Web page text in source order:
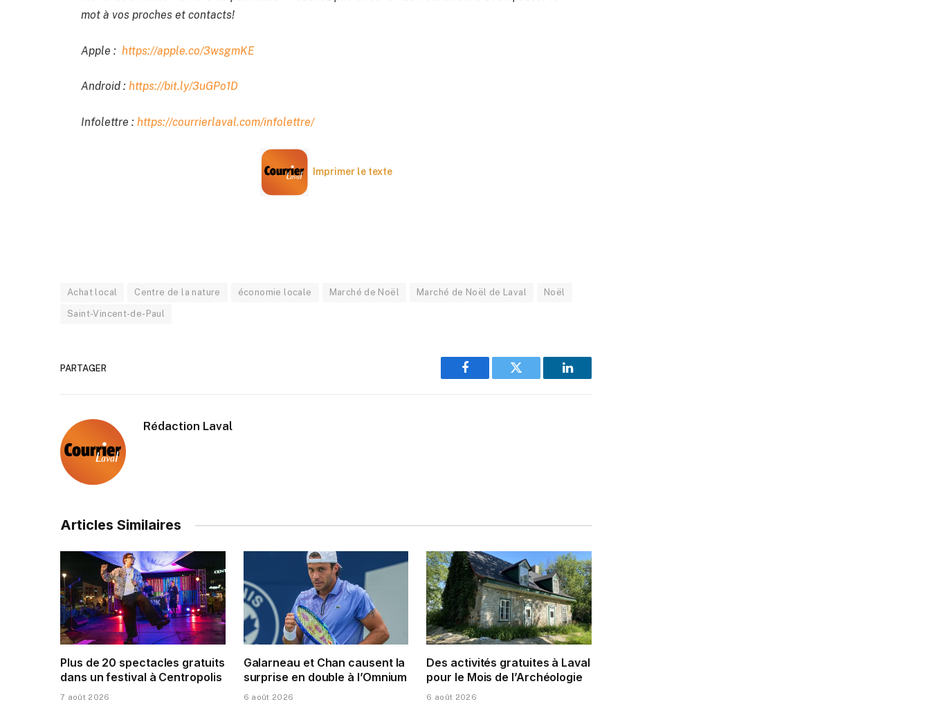
mot à vos proches et contacts!
Apple : https://apple.co/3wsgmKE
Android :https://bit.ly/3uGPo1D
Infolettre : https://courrierlaval.com/infolettre/
Imprimer le texte
Achat local Centre de la nature économie locale Marché de Noël Marché de Noël de Laval Noël
Saint-Vincent-de-Paul
PARTAGER
Facebook Twitter LinkedIn
Rédaction Laval
Articles Similaires
Plus de 20 spectacles gratuits
dans un festival à Centropolis
7 août 2026
Galarneau et Chan causent la
surprise en double à l’Omnium
6 août 2026
Des activités gratuites à Laval
pour le Mois de l’Archéologie
6 août 2026